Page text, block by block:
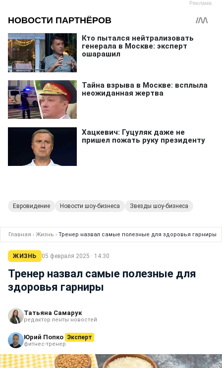
Евровидение Новости шоу-бизнеса Звезды шоу-бизнеса
Главная › Жизнь › Тренер назвал самые полезные для здоровья гарниры
ЖИЗНЬ 05 февраля 2025 · 14:30
Тренер назвал самые полезные для
здоровья гарниры
Татьяна Самарук
редактор ленты новостей
Юрий Попко Эксперт
фитнес-тренер